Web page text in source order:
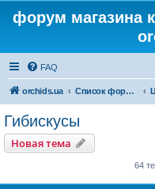
форум магазина
FAQ
orchids.ua Список форумов
Гибискусы
Новая тема
64